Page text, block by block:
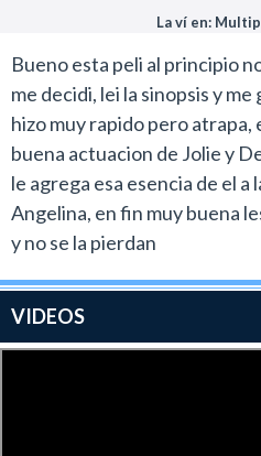
La ví en:
Bueno esta peli al principio
me decidi, lei la sinopsis y
hizo muy rapido pero
buena actuacion de Jolie y
le agrega esa esencia de el a
Angelina, en fin muy buena
y no se la pierdan
VIDEOS